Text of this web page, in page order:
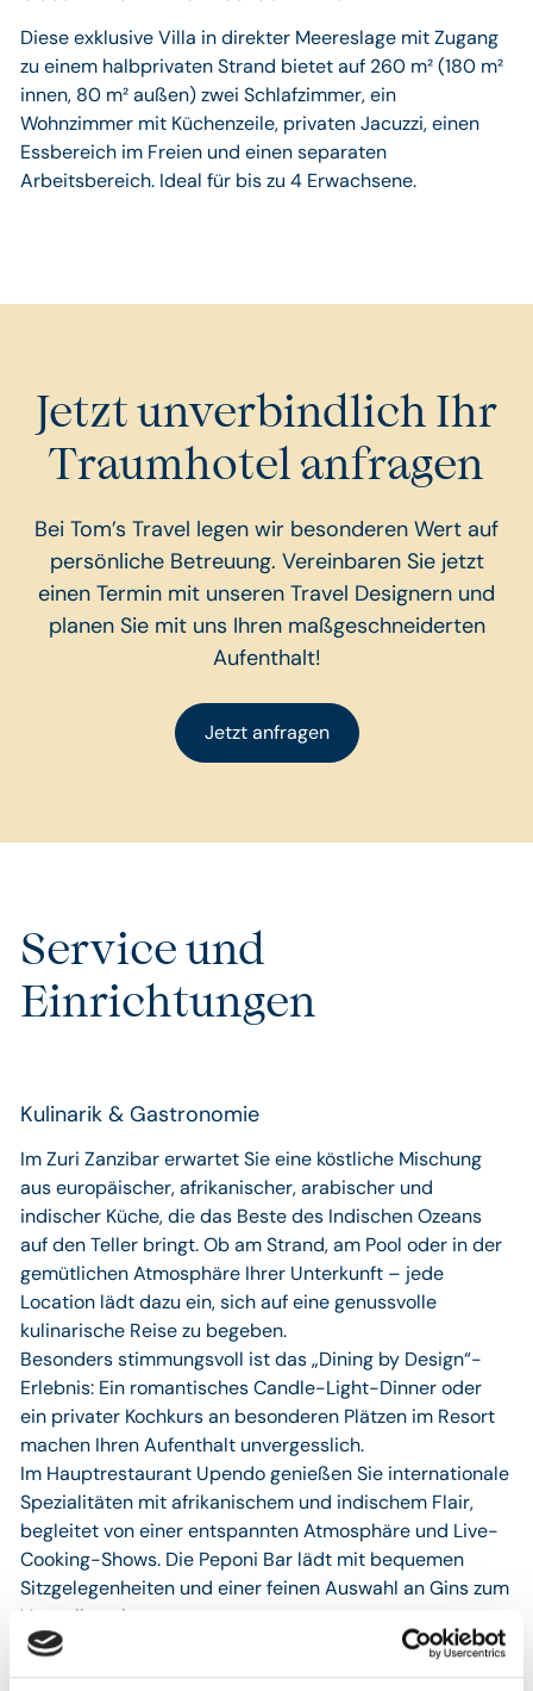
Diese exklusive Villa in direkter Meereslage mit Zugang
zu einem halbprivaten Strand bietet auf 260 m² (180 m²
innen, 80 m² außen) zwei Schlafzimmer, ein
Wohnzimmer mit Küchenzeile, privaten Jacuzzi, einen
Essbereich im Freien und einen separaten
Arbeitsbereich. Ideal für bis zu 4 Erwachsene.
Jetzt unverbindlich Ihr
Traumhotel anfragen
Bei Tom’s Travel legen wir besonderen Wert auf
persönliche Betreuung. Vereinbaren Sie jetzt
einen Termin mit unseren Travel Designern und
planen Sie mit uns Ihren maßgeschneiderten
Aufenthalt!
Jetzt anfragen
Service und
Einrichtungen
Kulinarik & Gastronomie
Im Zuri Zanzibar erwartet Sie eine köstliche Mischung
aus europäischer, afrikanischer, arabischer und
indischer Küche, die das Beste des Indischen Ozeans
auf den Teller bringt. Ob am Strand, am Pool oder in der
gemütlichen Atmosphäre Ihrer Unterkunft – jede
Location lädt dazu ein, sich auf eine genussvolle
kulinarische Reise zu begeben.
Besonders stimmungsvoll ist das „Dining by Design“-
Erlebnis: Ein romantisches Candle-Light-Dinner oder
ein privater Kochkurs an besonderen Plätzen im Resort
machen Ihren Aufenthalt unvergesslich.
Im Hauptrestaurant Upendo genießen Sie internationale
Spezialitäten mit afrikanischem und indischem Flair,
begleitet von einer entspannten Atmosphäre und Live-
Cooking-Shows. Die Peponi Bar lädt mit bequemen
Sitzgelegenheiten und einer feinen Auswahl an Gins zum
Verweilen ein.
Das Poolrestaurant Maisha begeistert mit einer lässigen
afrikanischen Stimmung und einer köstlichen Fusion aus